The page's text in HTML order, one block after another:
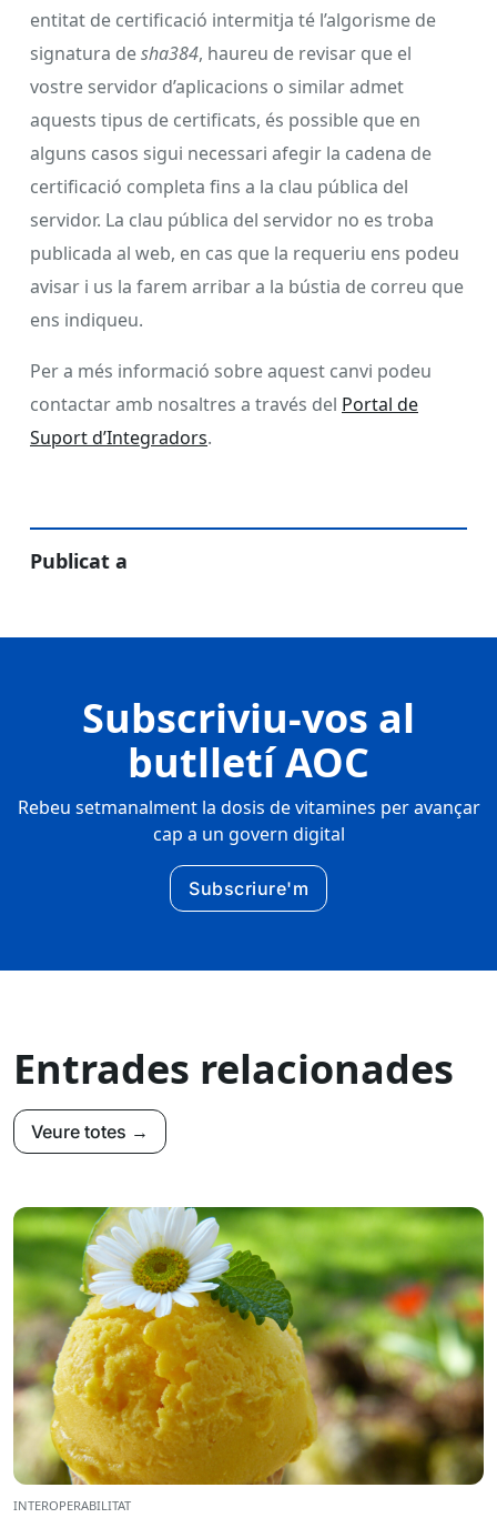
entitat de certificació intermitja té l’algorisme de
signatura desha384, haureu de revisar que el
vostre servidor d’aplicacions o similar admet
aquests tipus de certificats, és possible que en
alguns casos sigui necessari afegir la cadena de
certificació completa fins a la clau pública del
servidor. La clau pública del servidor no es troba
publicada al web, en cas que la requeriu ens podeu
avisar i us la farem arribar a la bústia de correu que
ens indiqueu.
Per a més informació sobre aquest canvi podeu
contactar amb nosaltres a través del Portal de
Suport d’Integradors.
Publicat a
Subscriviu-vos al
butlletí AOC
Rebeu setmanalment la dosis de vitamines per avançar
cap a un govern digital
Subscriure'm
Entrades relacionades
Veure totes →
INTEROPERABILITAT